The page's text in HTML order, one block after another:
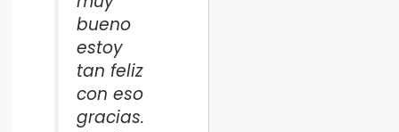
bueno
estoy
tan feliz
con eso
gracias.